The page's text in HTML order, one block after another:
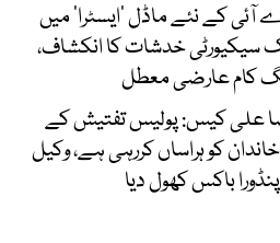
آئی کے نئے ماڈل ’ایسٹرا‘ میں
سیکیورٹی خدشات کا انکشاف،
کام عارضی معطل
علی کیس: پولیس تفتیش کے
کو ہراساں کررہی ہے، وکیل
باکس کھول دیا